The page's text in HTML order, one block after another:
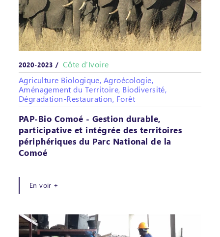
2020-2023 / Côte d’Ivoire
Agriculture Biologique, Agroécologie,
Aménagement du Territoire, Biodiversité,
Dégradation-Restauration, Forêt
PAP-Bio Comoé - Gestion durable,
participative et intégrée des territoires
périphériques du Parc National de la
Comoé
En voir +